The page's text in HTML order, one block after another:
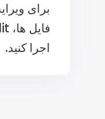
برای
اجرا کنید.